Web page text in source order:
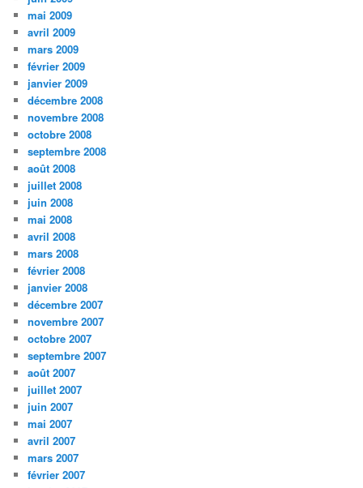
mai 2009
avril 2009
mars 2009
février 2009
janvier 2009
décembre 2008
novembre 2008
octobre 2008
septembre 2008
août 2008
juillet 2008
juin 2008
mai 2008
avril 2008
mars 2008
février 2008
janvier 2008
décembre 2007
novembre 2007
octobre 2007
septembre 2007
août 2007
juillet 2007
juin 2007
mai 2007
avril 2007
mars 2007
février 2007